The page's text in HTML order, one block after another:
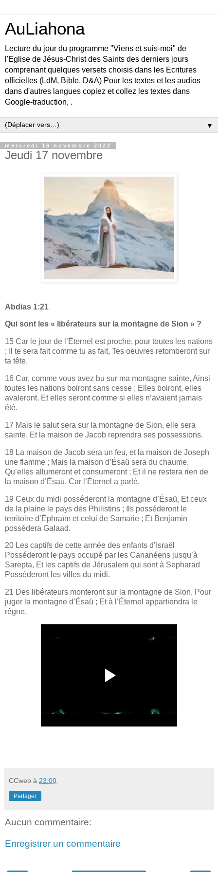
AuLiahona
Lecture du jour du programme "Viens et suis-moi" de
l'Eglise de Jésus-Christ des Saints des derniers jours
comprenant quelques versets choisis dans les Ecritures
officielles (LdM, Bible, D&A) Pour les textes et les audios
dans d'autres langues copiez et collez les textes dans
Google-traduction, .
▼
mercredi 16 novembre 2022
Jeudi 17 novembre
Abdias 1:21
Qui sont les « libérateurs sur la montagne de Sion » ?
15 Car le jour de l’Éternel est proche, pour toutes les nations
; Il te sera fait comme tu as fait, Tes oeuvres retomberont sur
ta tête.
16 Car, comme vous avez bu sur ma montagne sainte, Ainsi
toutes les nations boiront sans cesse ; Elles boiront, elles
avaleront, Et elles seront comme si elles n’avaient jamais
été.
17 Mais le salut sera sur la montagne de Sion, elle sera
sainte, Et la maison de Jacob reprendra ses possessions.
18 La maison de Jacob sera un feu, et la maison de Joseph
une flamme ; Mais la maison d’Ésaü sera du chaume,
Qu’elles allumeront et consumeront ; Et il ne restera rien de
la maison d’Ésaü, Car l’Éternel a parlé.
19 Ceux du midi posséderont la montagne d’Ésaü, Et ceux
de la plaine le pays des Philistins ; Ils posséderont le
territoire d’Éphraïm et celui de Samarie ; Et Benjamin
possédera Galaad.
20 Les captifs de cette armée des enfants d’Israël
Posséderont le pays occupé par les Cananéens jusqu’à
Sarepta, Et les captifs de Jérusalem qui sont à Sepharad
Posséderont les villes du midi.
21 Des libérateurs monteront sur la montagne de Sion, Pour
juger la montagne d’Ésaü ; Et à l’Éternel appartiendra le
règne.
CCweb à 23:00
Partager
Aucun commentaire:
Enregistrer un commentaire